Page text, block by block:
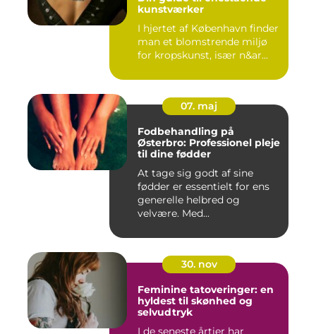
kunstværker
I hjertet af København finder
man et blomstrende miljø
for kropskunst, især n&ar...
07. maj
Fodbehandling på
Østerbro: Professionel pleje
til dine fødder
At tage sig godt af sine
fødder er essentielt for ens
generelle helbred og
velvære. Med...
30. nov
Feminine tatoveringer: en
hyldest til skønhed og
selvudtryk
I de seneste årtier har